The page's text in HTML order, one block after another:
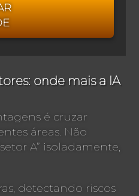
onde mais a IA
é cruzar
áreas. Não
A” isoladamente,
detectando riscos